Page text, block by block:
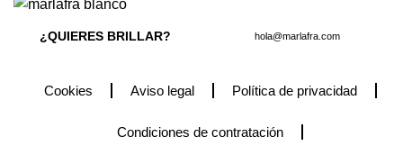
¿QUIERES BRILLAR? hola@marlafra.com
Cookies Aviso legal Política de privacidad
Condiciones de contratación